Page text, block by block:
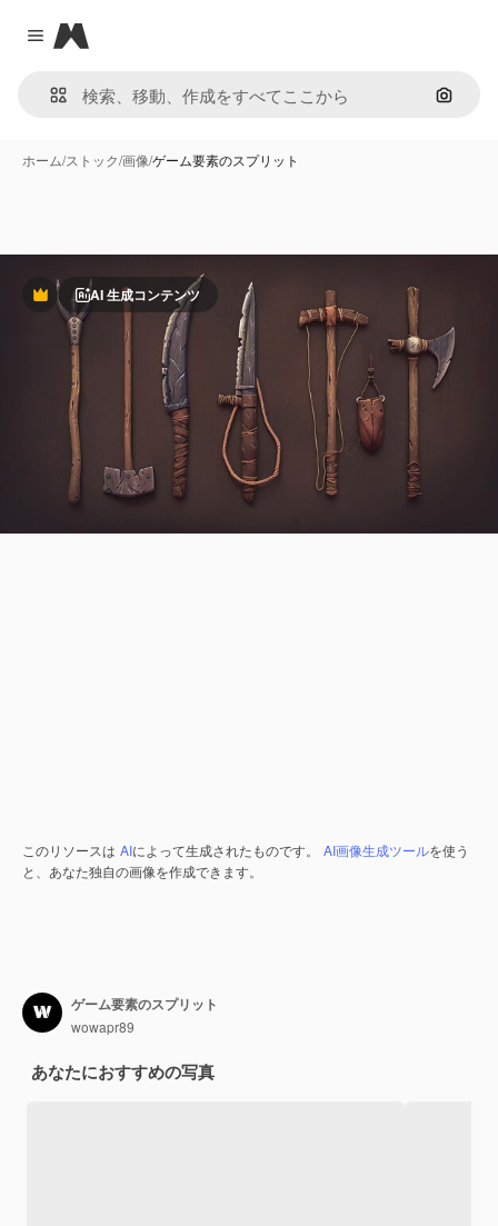
Close menu
Magnific
画像で
ホーム/ストック/画像/ゲーム要素のスプリット
PremiumAI 生成コンテンツ
このリソースは AIによって生成されたものです。 AI画像生成ツールを使う
と、あなた独自の画像を作成できます。
ゲーム要素のスプリット
wowapr89
あなたにおすすめの写真